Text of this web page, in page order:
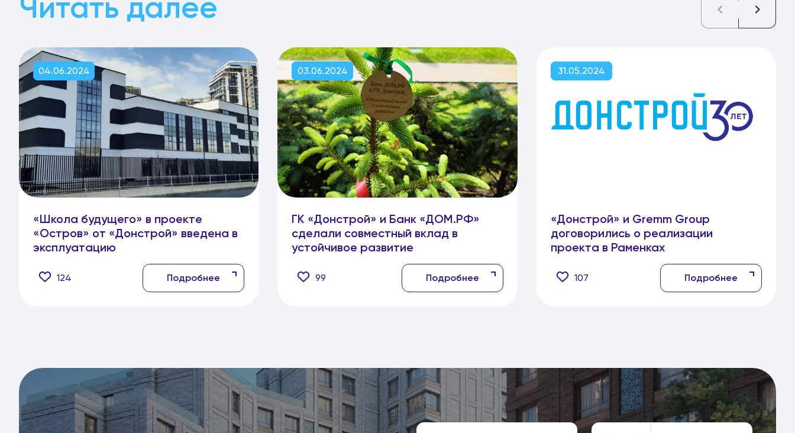
04.06.2024
«Школа будущего» в проекте
«Остров» от «Донстрой» введена в
эксплуатацию
124 Подробнее
03.06.2024
ГК «Донстрой» и Банк «ДОМ.РФ»
сделали совместный вклад в
устойчивое развитие
99 Подробнее
31.05.2024
«Донстрой» и Gremm Group
договорились о реализации
проекта в Раменках
107 Подробнее